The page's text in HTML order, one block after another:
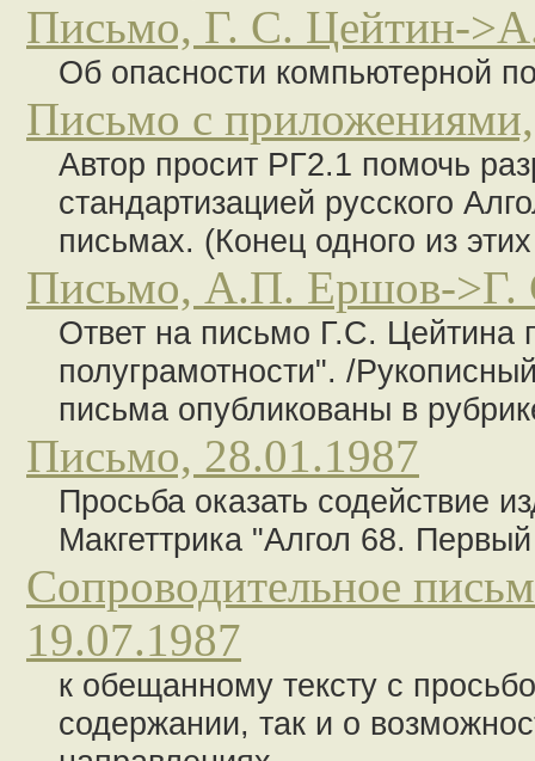
Письмо, Г. С. Цейтин-
Об опасности компьютерной
Письмо с
Автор просит РГ2.1 помочь
стандартизацией русского
письмах. (Конец одного из
Письмо, А.П. Ершов->Г.
Ответ на письмо Г.С. Цейтина
полуграмотности". /
письма опубликованы в
Письмо, 28.01.1987
Просьба оказать содействие
Макгеттрика "Алгол 68.
Сопроводительное
19.07.1987
к обещанному тексту с
содержании, так и о